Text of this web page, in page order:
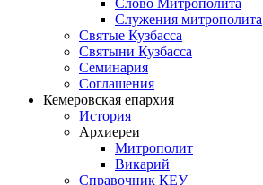
Слово Митрополита
Служения митрополита
Святые Кузбасса
Святыни Кузбасса
Семинария
Соглашения
Кемеровская епархия
История
Архиереи
Митрополит
Викарий
Справочник КЕУ